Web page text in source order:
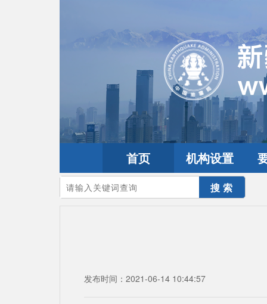
首页 机构设置
您的当前位置：首页>地震频道 全球震讯
发布时间：2021-06-14 10:44:57